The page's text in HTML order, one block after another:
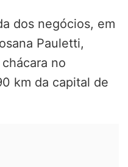
dos negócios, em
Pauletti,
no
km da capital de